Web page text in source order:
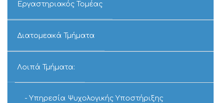
Εργαστηριακός Τομέας
Διατομεακά Τμήματα
Λοιπά Τμήματα:
Υπηρεσία Ψυχολογικής Υποστήριξης